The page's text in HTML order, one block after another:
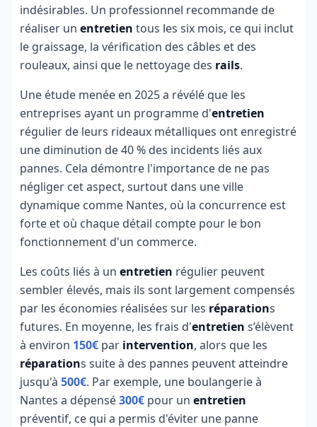
indésirables. Un professionnel recommande de
réaliser un entretien tous les six mois, ce qui inclut
le graissage, la vérification des câbles et des
rouleaux, ainsi que le nettoyage des rails.
Une étude menée en 2025 a révélé que les
entreprises ayant un programme d'entretien
régulier de leurs rideaux métalliques ont enregistré
une diminution de 40 % des incidents liés aux
pannes. Cela démontre l'importance de ne pas
négliger cet aspect, surtout dans une ville
dynamique comme Nantes, où la concurrence est
forte et où chaque détail compte pour le bon
fonctionnement d'un commerce.
Les coûts liés à un entretien régulier peuvent
sembler élevés, mais ils sont largement compensés
par les économies réalisées sur les réparations
futures. En moyenne, les frais d'entretien s’élèvent
à environ 150€ par intervention, alors que les
réparations suite à des pannes peuvent atteindre
jusqu'à 500€. Par exemple, une boulangerie à
Nantes a dépensé300€ pour un entretien
préventif, ce qui a permis d'éviter une panne